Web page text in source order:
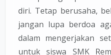
diri. Tetap berusaha,
jangan lupa berdoa
dalam mengerjakan
untuk siswa SMK